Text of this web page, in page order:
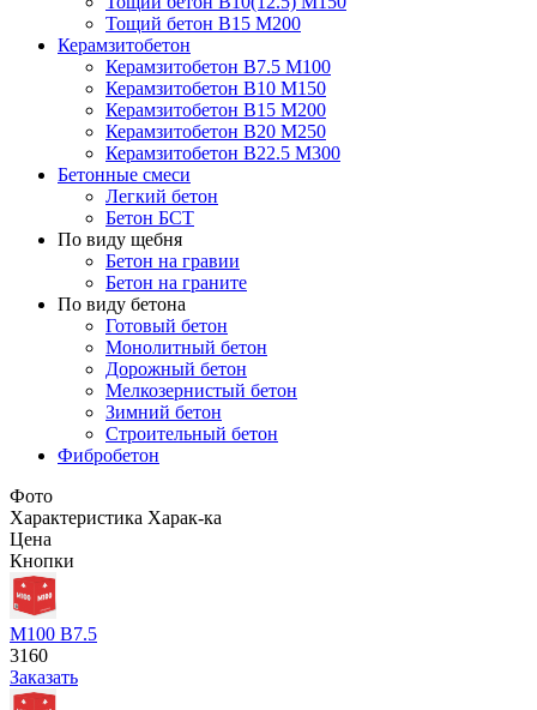
Тощий бетон В15 М200
Керамзитобетон
Керамзитобетон В7.5 М100
Керамзитобетон В10 М150
Керамзитобетон В15 М200
Керамзитобетон В20 М250
Керамзитобетон В22.5 М300
Бетонные смеси
Легкий бетон
Бетон БСТ
По виду щебня
Бетон на гравии
Бетон на граните
По виду бетона
Готовый бетон
Монолитный бетон
Дорожный бетон
Мелкозернистый бетон
Зимний бетон
Строительный бетон
Фибробетон
Фото
Характеристика Харак-ка
Цена
Кнопки
М100 В7.5
3160
Заказать